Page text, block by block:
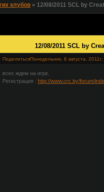
клубов » 12/08/2011 SCL by
12/08/2011 SCL by
ПоделитьсяПонедельник, 8 августа,
всех ждем на игре.
Регистрация :http://www.crc.by/forum/